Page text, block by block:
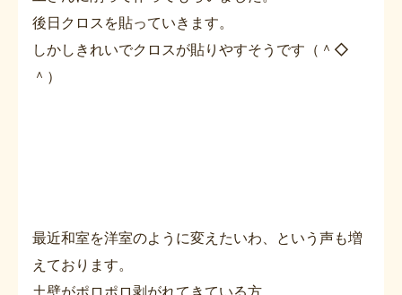
後日クロスを貼っていきます。
しかしきれいでクロスが貼りやすそうです（＾◇
＾）
最近和室を洋室のように変えたいわ、という声も増
えております。
土壁がポロポロ剥がれてきている方、